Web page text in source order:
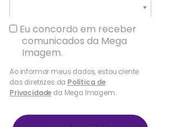
Eu concordo em receber
comunicados da Mega
Imagem.
Ao informar meus dados, estou ciente
das diretrizes da Política de
Privacidade da Mega Imagem.